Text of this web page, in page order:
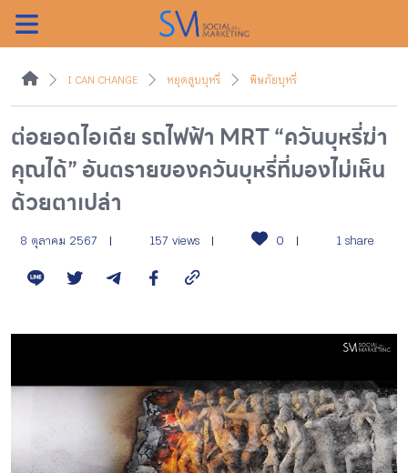
ค้นหา
หน้าแรกแคมเปญ
บทความแนะนำ
I CAN CHANGE หยุดสูบบุหรี่ พิษภัยบุหรี่
ต่อยอดไอเดีย รถไฟฟ้า MRT “ควันบุหรี่ฆ่า
คุณได้” อันตรายของควันบุหรี่ที่มองไม่เห็น
ด้วยตาเปล่า
8 ตุลาคม 2567 157 views 0 1 share